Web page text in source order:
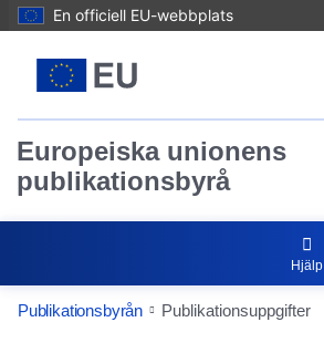
En officiell EU-webbplats
Europeiska unionens
publikationsbyrå
Hjälp
Publikationsbyrån Publikationsuppgifter